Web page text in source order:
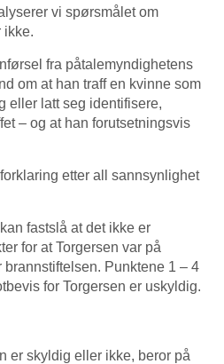
vi spørsmålet om
ikke.
fra påtalemyndighetens
om at han traff en kvinne som
eller latt seg identifisere,
– og at han forutsetningsvis
etter all sannsynlighet
fastslå at det ikke er
for at Torgersen var på
brannstiftelsen. Punktene 1 – 4
for Torgersen er uskyldig.
er skyldig eller ikke, beror på